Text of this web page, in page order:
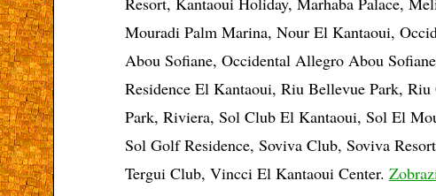
Mouradi Palm Marina, Nour El Kantaoui,
Abou Sofiane, Occidental Allegro Abou
Residence El Kantaoui, Riu Bellevue Park, Riu
Park, Riviera, Sol Club El Kantaoui, Sol El
Sol Golf Residence, Soviva Club, Soviva
Tergui Club, Vincci El Kantaoui Center.